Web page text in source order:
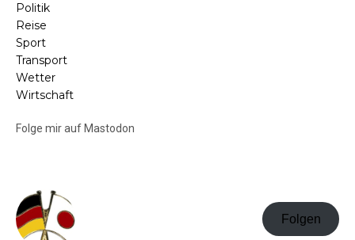
Politik
Reise
Sport
Transport
Wetter
Wirtschaft
Folge mir auf Mastodon
Folgen